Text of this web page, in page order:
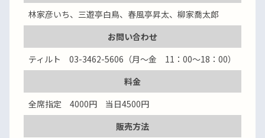
林家彦いち、三遊亭白鳥、春風亭昇太、柳家喬太郎
お問い合わせ
ティルト 03-3462-5606（月～金 11：00～18：00）
料金
全席指定 4000円 当日4500円
販売方法